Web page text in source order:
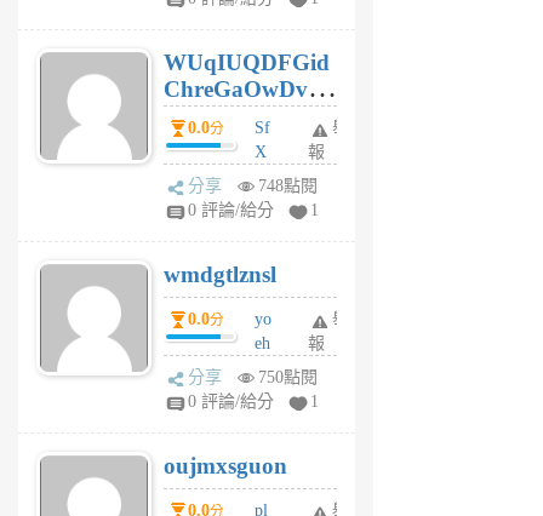
個
月
前
WUqIUQDFGid
ChreGaOwDv
dY0.0分
Sf
X
Pe
Jc
R
P
m
v
A
V
個
月
舉
報
分享
748點閱
0 評論/給分
1
wmdgtlznsl
0.0分
yo
eh
ld
gy
個
月
舉
報
分享
750點閱
0 評論/給分
1
oujmxsguon
0.0分
pl
舉